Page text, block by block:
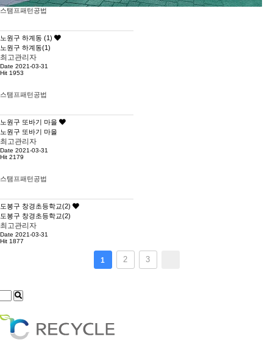
스탬프패턴공법
노원구 하계동 (1)
노원구 하계동(1)
최고관리자
Date 2021-03-31
Hit 1953
스탬프패턴공법
노원구 또바기 마을
노원구 또바기 마을
최고관리자
Date 2021-03-31
Hit 2179
스탬프패턴공법
도봉구 창경초등학교(2)
도봉구 창경초등학교(2)
최고관리자
Date 2021-03-31
Hit 1877
1 2 3